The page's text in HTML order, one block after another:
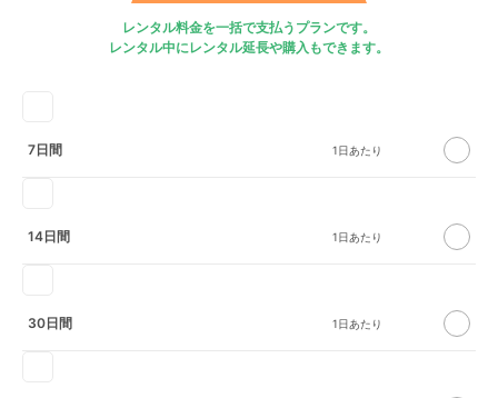
レンタル料金を一括で支払うプランです。
レンタル中にレンタル延長や購入もできます。
7日間
14日間
30日間